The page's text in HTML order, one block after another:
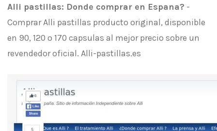
Alli pastillas: Donde comprar en Espana? -
Comprar Alli pastillas producto original, disponible
en 90, 120 o 170 capsulas al mejor precio sobre un
revendedor oficial. Alli-pastillas.es